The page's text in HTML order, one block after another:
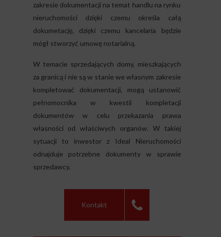
zakresie dokumentacji na temat handlu na rynku
nieruchomości dzięki czemu określa całą
dokumetację, dzięki czemu kancelaria będzie
mógł stworzyć umowę notarialną.
W temacie sprzedających domy, mieszkających
za granicą i nie są w stanie we własnym zakresie
kompletować dokumentacji, mogą ustanowić
pełnomocnika w kwestii kompletacji
dokumentów w celu przekazania prawa
własności od właściwych organów. W takiej
sytuacji to inwestor z Ideal Nieruchomości
odnajduje potrzebne dokumenty w sprawie
sprzedawcy.
Kontakt